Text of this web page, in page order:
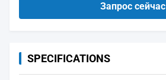
Запрос сейчас
SPECIFICATIONS